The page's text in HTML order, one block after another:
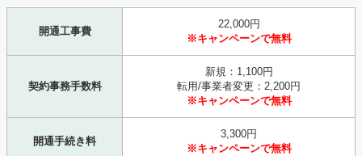
開通工事費
22,000円
※キャンペーンで無料
契約事務手数料
新規：1,100円
転用/事業者変更：2,200円
※キャンペーンで無料
開通手続き料
3,300円
※キャンペーンで無料